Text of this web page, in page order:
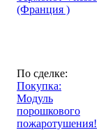
(Франция )
По сделке:
Покупка:
Модуль
порошкового
пожаротушения!